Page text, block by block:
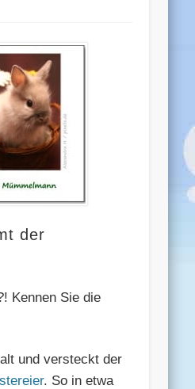
der
Kennen Sie die
und versteckt der
. So in etwa